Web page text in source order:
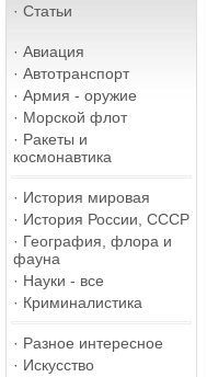
· Статьи
· Авиация
· Автотранспорт
· Армия - оружие
· Морской флот
· Ракеты и
космонавтика
· История мировая
· История России, СССР
· География, флора и
фауна
· Науки - все
· Криминалистика
· Разное интересное
· Искусство